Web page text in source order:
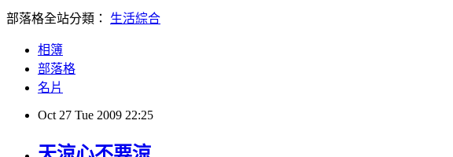
部落格全站分類： 生活綜合
相簿
部落格
名片
Oct 27 Tue 2009 22:25